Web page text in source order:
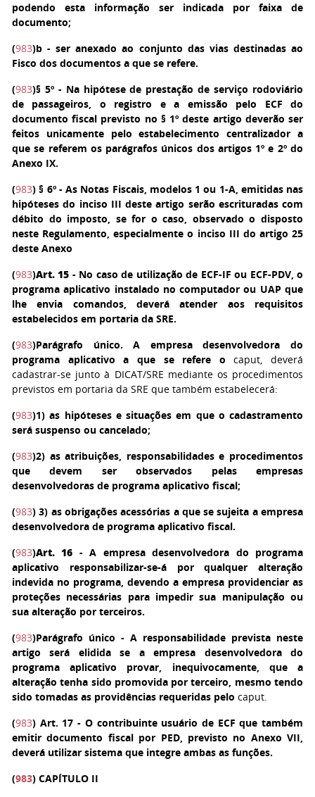
podendo esta informação ser indicada por faixa de
documento;
(983)b - ser anexado ao conjunto das vias destinadas ao
Fisco dos documentos a que se refere.
(983)§ 5º- Na hipótese de prestação de serviço rodoviário
de passageiros, o registro e a emissão pelo ECF do
documento fiscal previsto no § 1º deste artigo deverão ser
feitos unicamente pelo estabelecimento centralizador a
que se referem os parágrafos únicos dos artigos 1º e 2º do
Anexo IX.
(983)§ 6º- As Notas Fiscais, modelos 1 ou 1-A, emitidas nas
hipóteses do inciso III deste artigo serão escrituradas com
débito do imposto, se for o caso, observado o disposto
neste Regulamento, especialmente o inciso III do artigo 25
deste Anexo
(983)Art. 15 - No caso de utilização de ECF-IF ou ECF-PDV, o
programa aplicativo instalado no computador ou UAP que
lhe envia comandos, deverá atender aos requisitos
estabelecidos em portaria da SRE.
(983)Parágrafo único. A empresa desenvolvedora do
programa aplicativo a que se refere o caput, deverá
cadastrar-se junto à DICAT/SRE mediante os procedimentos
previstos em portaria da SRE que também estabelecerá:
(983)1) as hipóteses e situações em que o cadastramento
será suspenso ou cancelado;
(983)2) as atribuições, responsabilidades e procedimentos
que devem ser observados pelas empresas
desenvolvedoras de programa aplicativo fiscal;
(983)3) as obrigações acessórias a que se sujeita a empresa
desenvolvedora de programa aplicativo fiscal.
(983)Art. 16 - A empresa desenvolvedora do programa
aplicativo responsabilizar-se-á por qualquer alteração
indevida no programa, devendo a empresa providenciar as
proteções necessárias para impedir sua manipulação ou
sua alteração por terceiros.
(983)Parágrafo único - A responsabilidade prevista neste
artigo será elidida se a empresa desenvolvedora do
programa aplicativo provar, inequivocamente, que a
alteração tenha sido promovida por terceiro, mesmo tendo
sido tomadas as providências requeridas pelo caput.
(983) Art. 17 - O contribuinte usuário de ECF que também
emitir documento fiscal por PED, previsto no Anexo VII,
deverá utilizar sistema que integre ambas as funções.
(983) CAPÍTULO II